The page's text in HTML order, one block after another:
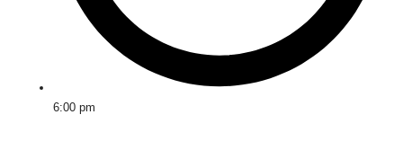
6:00 pm